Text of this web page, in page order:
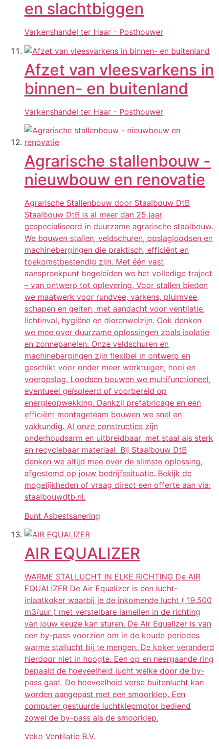
en slachtbiggen
Varkenshandel ter Haar - Posthouwer
Afzet van vleesvarkens in
binnen- en buitenland
Varkenshandel ter Haar - Posthouwer
Agrarische stallenbouw -
nieuwbouw en renovatie
Agrarische Stallenbouw door Staalbouw DtB
Staalbouw DtB is al meer dan 25 jaar
gespecialiseerd in duurzame agrarische staalbouw.
We bouwen stallen, veldschuren, opslagloodsen en
machinebergingen die praktisch, efficiënt en
toekomstbestendig zijn. Met één vast
aanspreekpunt begeleiden we het volledige traject
– van ontwerp tot oplevering. Voor stallen bieden
we maatwerk voor rundvee, varkens, pluimvee,
schapen en geiten, met aandacht voor ventilatie,
lichtinval, hygiëne en dierenwelzijn. Ook denken
we mee over duurzame oplossingen zoals isolatie
en zonnepanelen. Onze veldschuren en
machinebergingen zijn flexibel in ontwerp en
geschikt voor onder meer werktuigen, hooi en
voeropslag. Loodsen bouwen we multifunctioneel,
eventueel geïsoleerd of voorbereid op
energieopwekking. Dankzij prefabricage en een
efficiënt montageteam bouwen we snel en
vakkundig. Al onze constructies zijn
onderhoudsarm en uitbreidbaar, met staal als sterk
en recyclebaar materiaal. Bij Staalbouw DtB
denken we altijd mee over de slimste oplossing,
afgestemd op jouw bedrijfssituatie. Bekijk de
mogelijkheden of vraag direct een offerte aan via:
staalbouwdtb.nl.
Bunt Asbestsanering
AIR EQUALIZER
WARME STALLUCHT IN ELKE RICHTING De AIR
EQUALIZER De Air Equalizer is een lucht-
inlaatkoker waarbij je de inkomende lucht ( 19.500
m3/uur ) met verstelbare lamellen in de richting
van jouw keuze kan sturen. De Air Equalizer is van
een by-pass voorzien om in de koude periodes
warme stallucht bij te mengen. De koker veranderd
hierdoor niet in hoogte. Een op en neergaande ring
bepaald de hoeveelheid lucht welke door de by-
pass gaat. De hoeveelheid verse buitenlucht kan
worden aangepast met een smoorklep. Een
computer gestuurde luchtklepmotor bediend
zowel de by-pass als de smoorklep.
Veko Ventilatie B.V.